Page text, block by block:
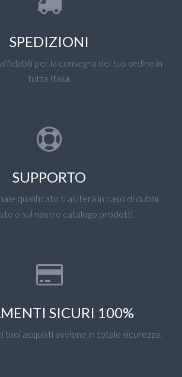
SPEDIZIONI
per la consegna del tuo ordine in
tutta Italia.
SUPPORTO
qualificato ti aiuterà in caso di dubbi
o sul nostro catalogo prodotti.
SICURI 100%
tuoi acquisti avviene in totale sicurezza.